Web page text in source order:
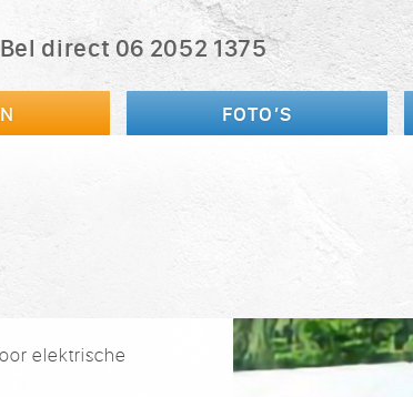
Bel direct 06 2052 1375
FOTO’S
elektrische